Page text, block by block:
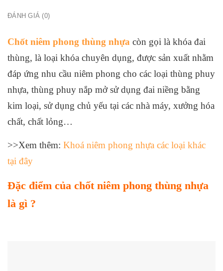
ĐÁNH GIÁ (0)
Chốt niêm phong thùng nhựa còn gọi là khóa đai
thùng, là loại khóa chuyên dụng, được sản xuất nhằm
đáp ứng nhu cầu niêm phong cho các loại thùng phuy
nhựa, thùng phuy nắp mở sử dụng đai niềng bằng
kim loại, sử dụng chủ yếu tại các nhà máy, xưởng hóa
chất, chất lỏng…
>>Xem thêm: Khoá niêm phong nhựa các loại khác
tại đây
Đặc điểm của chốt niêm phong thùng nhựa
là gì ?